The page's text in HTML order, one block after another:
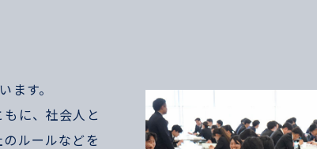
ます。
に、社会⼈と
ルールなどを